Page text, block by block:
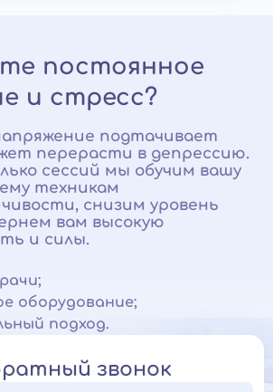
постоянное
и стресс?
подтачивает
перерасти в депрессию.
сессий мы обучим вашу
техникам
снизим уровень
вам высокую
и силы.
оборудование;
подход.
звонок